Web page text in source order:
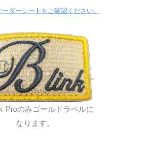
ダーシートをご確認ください。
Proのみゴールドラベルに
なります。